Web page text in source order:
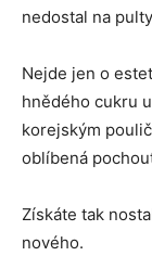
nedostal na
Nejde jen o
hnědého cukru
korejským
oblíbená
Získáte tak
nového.